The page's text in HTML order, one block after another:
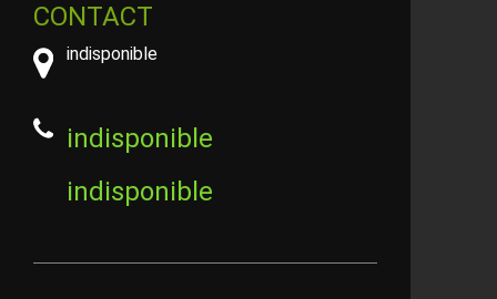
CONTACT
indisponible
indisponible
indisponible